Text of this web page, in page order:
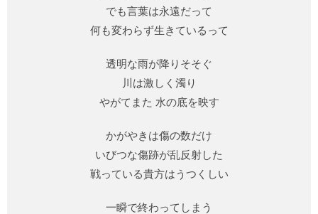
でも言葉は永遠だって
何も変わらず生きているって
透明な雨が降りそそぐ
川は激しく濁り
やがてまた 水の底を映す
かがやきは傷の数だけ
いびつな傷跡が乱反射した
戦っている貴方はうつくしい
一瞬で終わってしまう